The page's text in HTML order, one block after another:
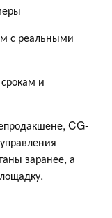
с реальными
и
CG-
заранее, а